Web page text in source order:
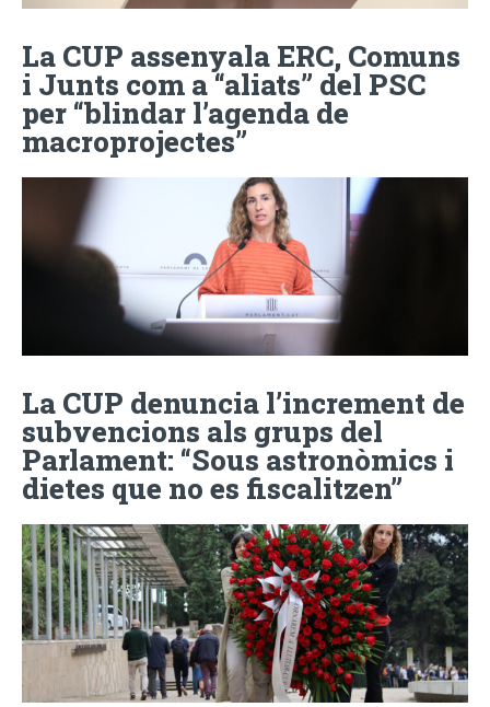
La CUP assenyala ERC, Comuns
i Junts com a “aliats” del PSC
per “blindar l’agenda de
macroprojectes”
La CUP denuncia l’increment de
subvencions als grups del
Parlament: “Sous astronòmics i
dietes que no es fiscalitzen”